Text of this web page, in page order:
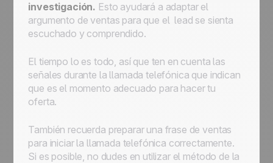
investigación. Esto ayudará a adaptar el
argumento de ventas para que el lead se sienta
escuchado y comprendido.
El tiempo lo es todo, así que ten en cuenta las
señales durante la llamada telefónica que indican
que es el momento adecuado para hacer tu
oferta.
También recuerda preparar una frase de ventas
para iniciar la llamada telefónica correctamente.
Si es posible, no dudes en utilizar el método de la